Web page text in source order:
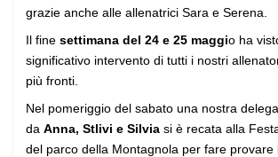
grazie anche alle allenatrici Sara e Serena.
Il fine settimana del 24 e 25 maggio ha
significativo intervento di tutti i nostri
più fronti.
Nel pomeriggio del sabato una nostra
da Anna, Stlivi e Silvia si è recata alla
del parco della Montagnola per fare provare